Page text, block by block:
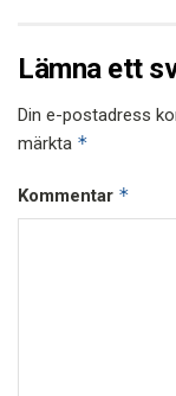
Lämna ett
Din e-postadress
märkta *
Kommentar *